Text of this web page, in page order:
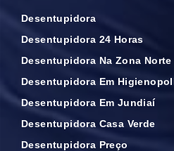
Desentupidora
Desentupidora 24 Horas
Desentupidora Na Zona Norte
Desentupidora Em
Desentupidora Em Jundiaí
Desentupidora Casa Verde
Desentupidora Preço